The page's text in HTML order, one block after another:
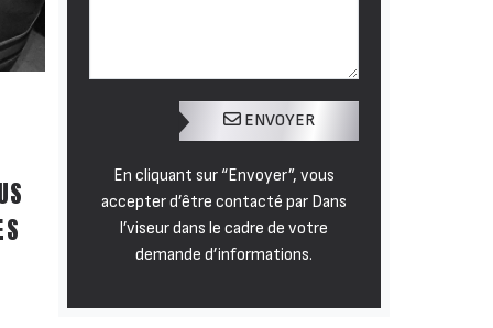
ENVOYER
En cliquant sur “Envoyer”, vous
accepter d’être contacté par Dans
l’viseur dans le cadre de votre
demande d’informations.